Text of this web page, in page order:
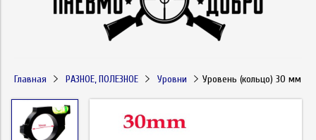
Главная РАЗНОЕ, ПОЛЕЗНОЕ Уровни Уровень (кольцо) 30 мм